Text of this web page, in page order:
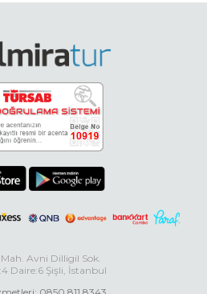
Avni Dilligil Sok.
Daire:6 Şişli, İstanbul